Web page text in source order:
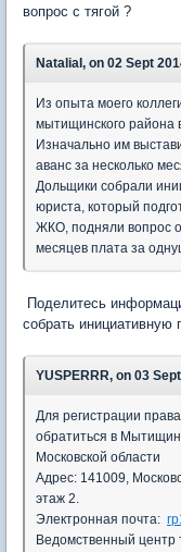
вопрос с тягой ?
NataliaI, on 02 Sept
Из опыта моего
мытищинского района
Изначально им
аванс за несколько
Дольщики собрали
юриста, который
ЖКО, подняли вопрос
месяцев плата за
Поделитесь
собрать инициативную
YUSPERRR, on 03
Для регистрации
обратиться в
Московской области
Адрес: 141009,
этаж 2.
Электронная почта: rp
Ведомственный центр